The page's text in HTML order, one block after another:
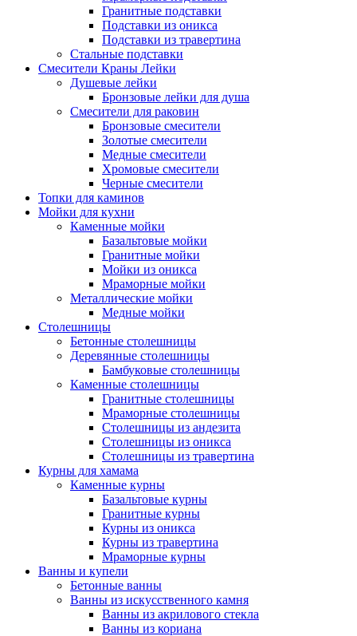
Гранитные подставки
Подставки из оникса
Подставки из травертина
Стальные подставки
Смесители Краны Лейки
Душевые лейки
Бронзовые лейки для душа
Смесители для раковин
Бронзовые смесители
Золотые смесители
Медные смесители
Хромовые смесители
Черные смесители
Топки для каминов
Мойки для кухни
Каменные мойки
Базальтовые мойки
Гранитные мойки
Мойки из оникса
Мраморные мойки
Металлические мойки
Медные мойки
Столешницы
Бетонные столешницы
Деревянные столешницы
Бамбуковые столешницы
Каменные столешницы
Гранитные столешницы
Мраморные столешницы
Столешницы из андезита
Столешницы из оникса
Столешницы из травертина
Курны для хамама
Каменные курны
Базальтовые курны
Гранитные курны
Курны из оникса
Курны из травертина
Мраморные курны
Ванны и купели
Бетонные ванны
Ванны из искусственного камня
Ванны из акрилового стекла
Ванны из кориана